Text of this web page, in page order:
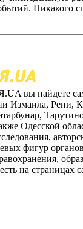
Никакого
вы найдете
Измаила, Рени,
Одесской
фигур
на страницах